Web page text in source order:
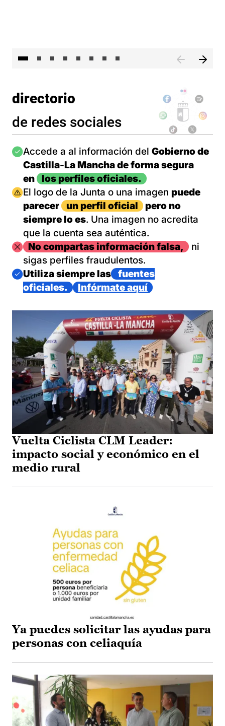
directorio
de redes sociales
Imagen
Accede a al información del Gobierno de
Castilla-La Mancha de forma segura
en
los perfiles oficiales.
Imagen
El logo de la Junta o una imagen puede
parecer
un perfil oficial
pero no
siempre lo es. Una imagen no acredita
que la cuenta sea auténtica.
ImagenNo compartas información falsa,
ni
sigas perfiles fraudulentos.
Imagen
Utiliza siempre las
fuentes
oficiales.
Infórmate aquí
Vuelta Ciclista CLM Leader:
impacto social y económico en el
medio rural
Ya puedes solicitar las ayudas para
personas con celiaquía